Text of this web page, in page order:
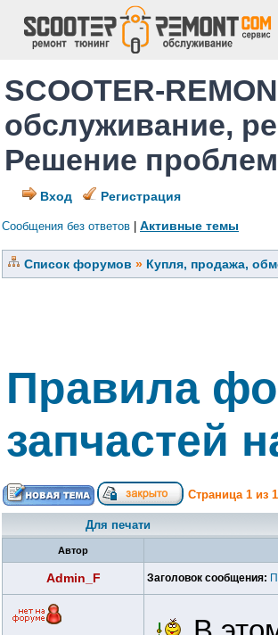
SCOOTER-
обслуживание,
Решение
Вход Регистрация
Сообщения без ответов Активные темы
Список форумов » Купля, продажа,
Правила
запчастей
Страница 1 из 1
Для печати
Автор
Admin_F Заголовок сообщения: